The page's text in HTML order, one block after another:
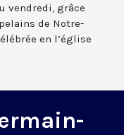
vendredi, grâce
de Notre-
en l’église